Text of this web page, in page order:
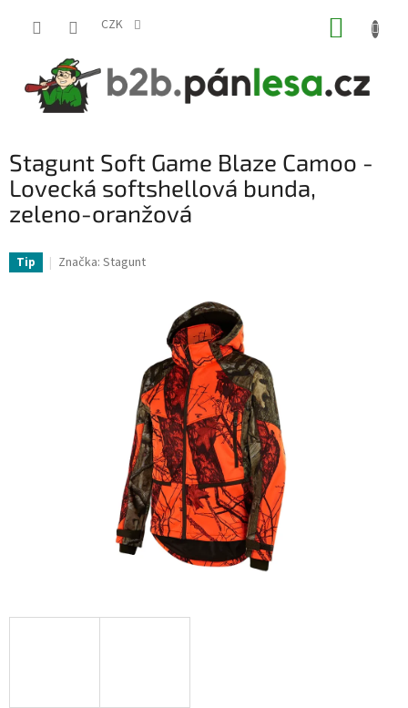
CZK
Stagunt Soft Game Blaze Camoo -
Lovecká softshellová bunda,
zeleno-oranžová
Tip Značka: Stagunt